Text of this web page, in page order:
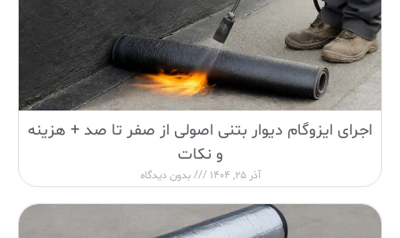
اجرای ایزوگام دیوار بتنی اصولی از صفر تا صد + هزینه
و نکات
آذر 25, 1404 بدون دیدگاه